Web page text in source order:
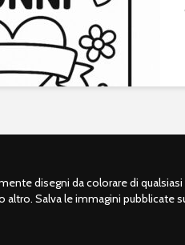
disegni da colorare di qualsiasi
Salva le immagini pubblicate